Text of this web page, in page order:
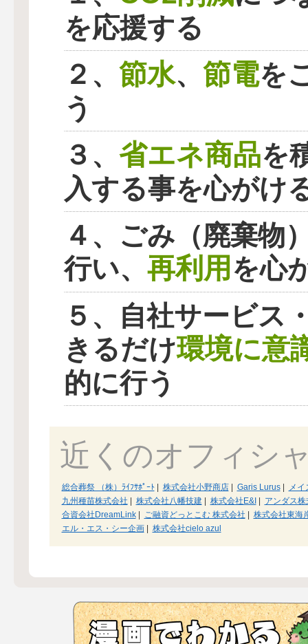
を応援する
２、 節水、 節電を
う
３、 省エネ商品を
入する事を心がけ
４、ごみ（廃棄物
行い、 再利用を心
５、自社サービス
きるだけ環境に意
的に行う
近くのオフィシ
総合葬祭 （株）ﾗｲﾌｻﾎﾟｰﾄ| 株式会社小野商店| Garis Lurus|
メ
九州種苗株式会社
株式会社八幡技建| 株式会社E&I
アンダス株
合資会社DreamLink| ご融資どっとこむ 株式会社
株式会社東海
エル・エス・シー企画| 株式会社cielo azul